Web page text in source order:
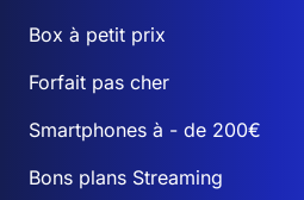
Box à petit prix
Forfait pas cher
Smartphones à - de 200€
Bons plans Streaming